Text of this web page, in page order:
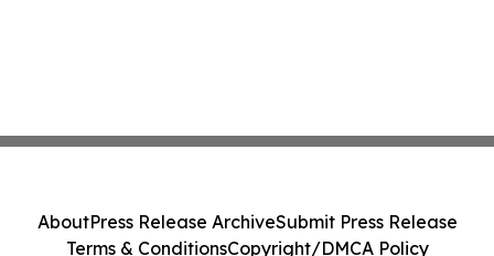
AboutPress Release ArchiveSubmit Press Release
Terms & ConditionsCopyright/DMCA Policy